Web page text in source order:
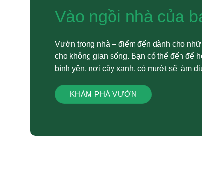
Vào ngồi nhà của
Vườn trong nhà – điểm đến dành cho
cho không gian sống. Bạn có thể đến để
bình yên, nơi cây xanh, cỏ mướt sẽ làm
KHÁM PHÁ VƯỜN